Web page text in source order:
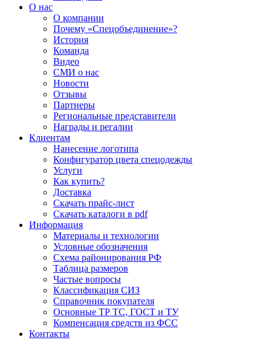
О нас
О компании
Почему «Спецобъединение»?
История
Команда
Видео
СМИ о нас
Новости
Отзывы
Партнеры
Региональные представители
Награды и регалии
Клиентам
Нанесение логотипа
Конфигуратор цвета спецодежды
Услуги
Как купить?
Доставка
Скачать прайс-лист
Скачать каталоги в pdf
Информация
Материалы и технологии
Условные обозначения
Схема районирования РФ
Таблица размеров
Частые вопросы
Классификация СИЗ
Справочник покупателя
Основные ТР ТС, ГОСТ и ТУ
Компенсация средств из ФСС
Контакты